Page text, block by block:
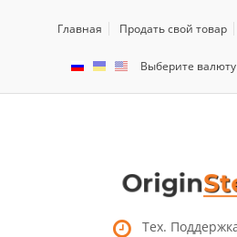
Главная Продать свой товар
Выберите валюту
Тех.